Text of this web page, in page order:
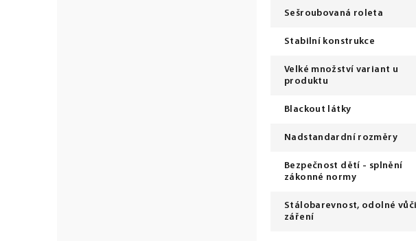
Sešroubovaná roleta
Stabilní konstrukce
Velké množství variant u
produktu
Blackout látky
Nadstandardní rozměry
Bezpečnost dětí - splnění
zákonné normy
Stálobarevnost, odolné vůči
záření